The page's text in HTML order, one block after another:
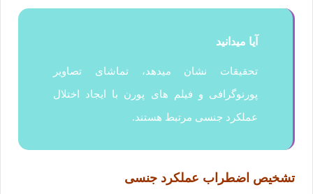
آیا میدانید
تحقیقات نشان میدهد، تماشای تصاویر
پورنوگرافی و فیلم های پورن با ایجاد اختلال
عملکرد جنسی مرتبط هستند.
تشخیص اضطراب عملکرد جنسی